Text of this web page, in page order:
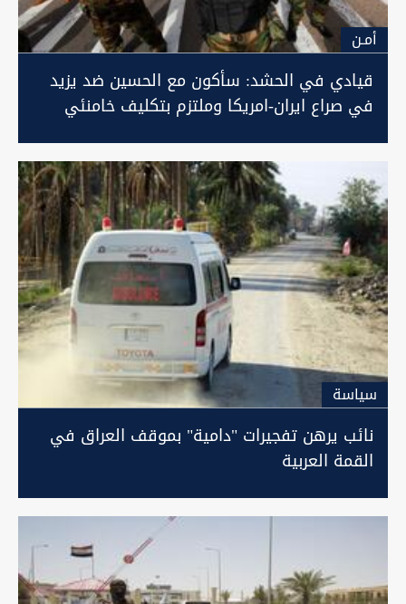
أمـن
قيادي في الحشد: سأكون مع الحسين ضد يزيد
في صراع ايران-امريكا وملتزم بتكليف خامنئي
سیاسة
نائب يرهن تفجيرات "دامية" بموقف العراق في
القمة العربية